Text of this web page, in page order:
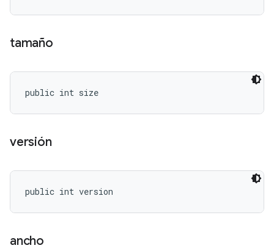
tamaño
public int size
versión
public int version
ancho